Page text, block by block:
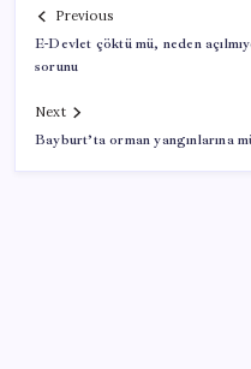
Previous
E-Devlet çöktü mü, neden
sorunu
Next
Bayburt’ta orman yangınlarına